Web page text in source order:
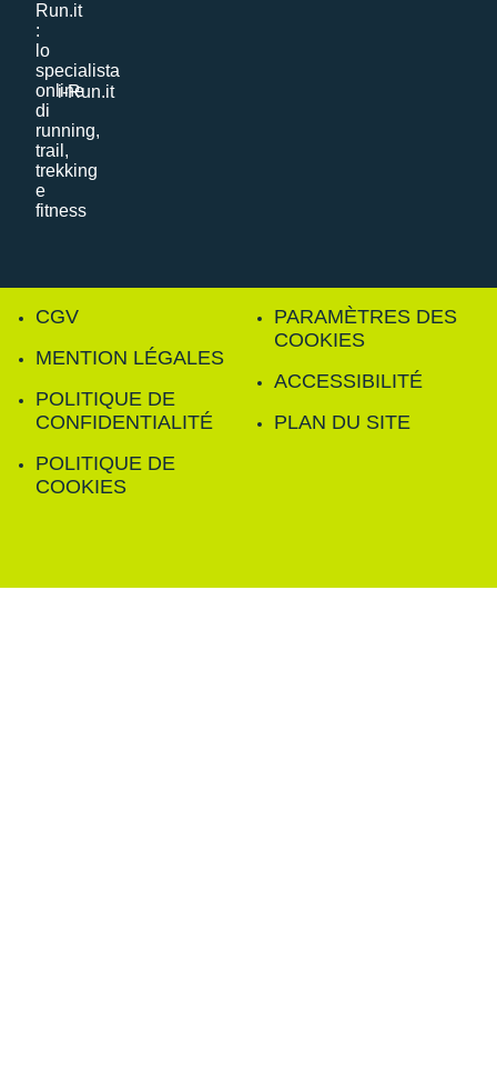
i-Run.it
CGV
MENTION LÉGALES
POLITIQUE DE
CONFIDENTIALITÉ
POLITIQUE DE
COOKIES
PARAMÈTRES DES
COOKIES
ACCESSIBILITÉ
PLAN DU SITE